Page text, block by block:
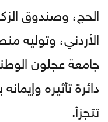
الحج، وصندوق
الأردني، وتوليه
جامعة عجلون
دائرة تأثيره
تتجزأ.